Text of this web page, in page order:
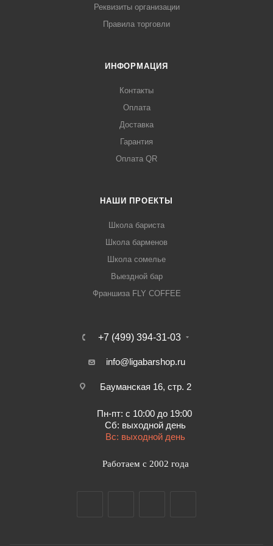
Реквизиты организации
Правила торговли
ИНФОРМАЦИЯ
Контакты
Оплата
Доставка
Гарантия
Оплата QR
НАШИ ПРОЕКТЫ
Школа бариста
Школа барменов
Школа сомелье
Выездной бар
Франшиза FLY COFFEE
+7 (499) 394-31-03
info@ligabarshop.ru
Бауманская 16, стр. 2
Пн-пт: с 10:00 до 19:00
Сб: выходной день
Вс: выходной день
Работаем с 2002 года